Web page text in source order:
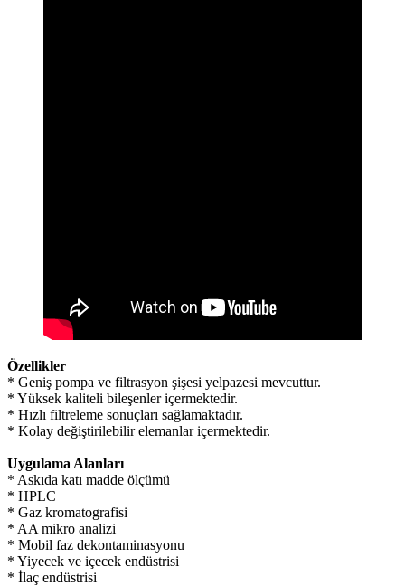
Özellikler
* Geniş pompa ve filtrasyon şişesi yelpazesi mevcuttur.
* Yüksek kaliteli bileşenler içermektedir.
* Hızlı filtreleme sonuçları sağlamaktadır.
* Kolay değiştirilebilir elemanlar içermektedir.
Uygulama Alanları
* Askıda katı madde ölçümü
* HPLC
* Gaz kromatografisi
* AA mikro analizi
* Mobil faz dekontaminasyonu
* Yiyecek ve içecek endüstrisi
* İlaç endüstrisi